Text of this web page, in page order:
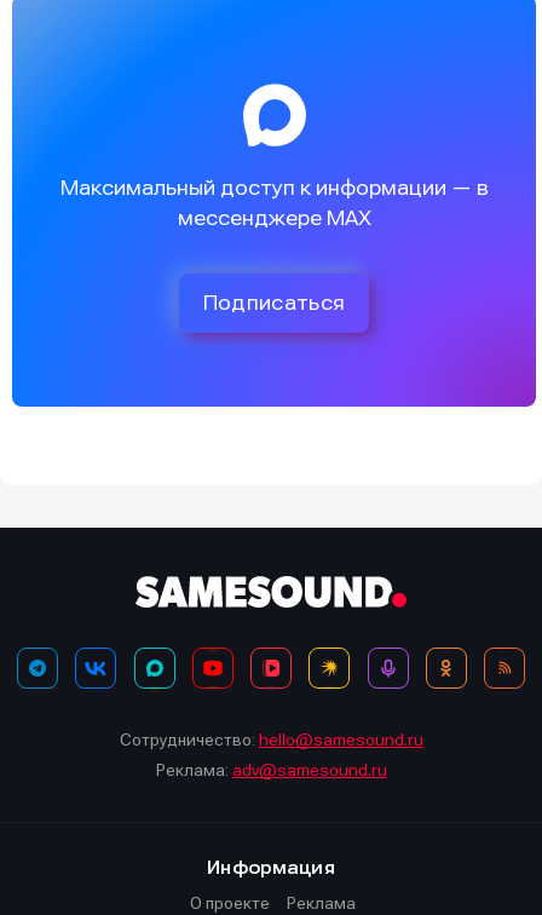
Максимальный доступ к информации — в
мессенджере MAX
Подписаться
Сотрудничество: hello@samesound.ru
Реклама: adv@samesound.ru
Информация
О проекте
Реклама